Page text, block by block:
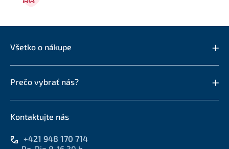
Všetko o nákupe
Prečo vybrať nás?
Kontaktujte nás
+421 948 170 714